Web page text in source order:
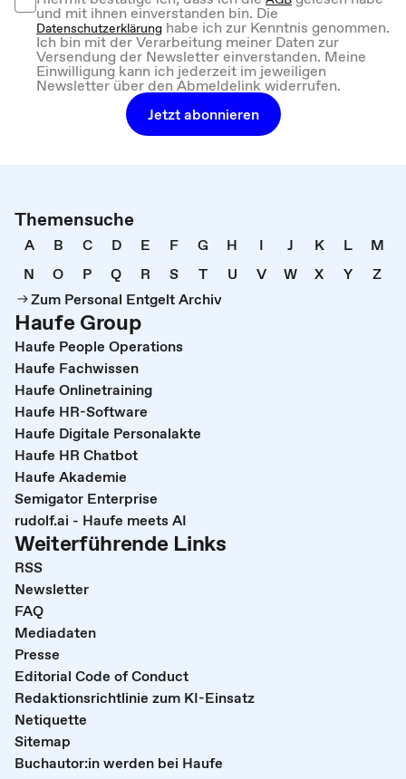
und mit ihnen einverstanden bin. Die
Datenschutzerklärung habe ich zur Kenntnis genommen.
Ich bin mit der Verarbeitung meiner Daten zur
Versendung der Newsletter einverstanden. Meine
Einwilligung kann ich jederzeit im jeweiligen
Newsletter über den Abmeldelink widerrufen.
Jetzt abonnieren
Themensuche
A B C D E F G H I J K L
M
N
O P Q R S T U V W X Y
Z
Zum Personal Entgelt Archiv
Haufe Group
Haufe People Operations
Haufe Fachwissen
Haufe Onlinetraining
Haufe HR-Software
Haufe Digitale Personalakte
Haufe HR Chatbot
Haufe Akademie
Semigator Enterprise
rudolf.ai - Haufe meets AI
Weiterführende Links
RSS
Newsletter
FAQ
Mediadaten
Presse
Editorial Code of Conduct
Redaktionsrichtlinie zum KI-Einsatz
Netiquette
Sitemap
Buchautor:in werden bei Haufe